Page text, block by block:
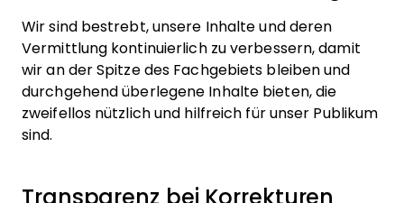
Wir sind bestrebt, unsere Inhalte und deren
Vermittlung kontinuierlich zu verbessern, damit
wir an der Spitze des Fachgebiets bleiben und
durchgehend überlegene Inhalte bieten, die
zweifellos nützlich und hilfreich für unser Publikum
sind.
Transparenz bei Korrekturen